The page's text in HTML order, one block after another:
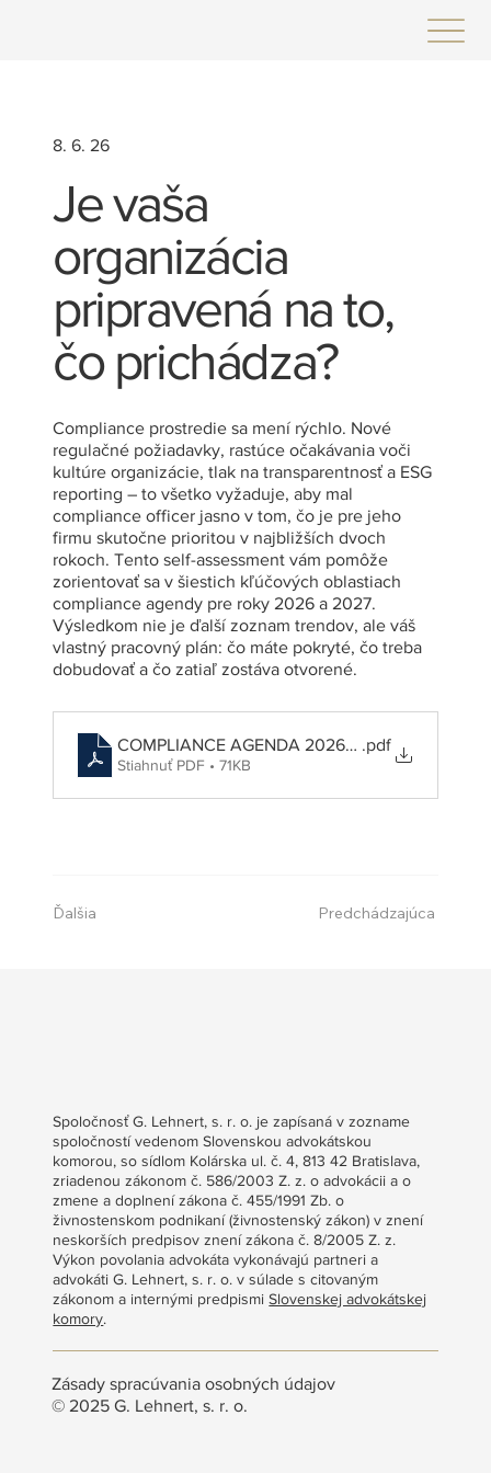
8. 6. 26
Je vaša
organizácia
pripravená na to,
čo prichádza?
Compliance prostredie sa mení rýchlo. Nové
regulačné požiadavky, rastúce očakávania voči
kultúre organizácie, tlak na transparentnosť a ESG
reporting – to všetko vyžaduje, aby mal
compliance officer jasno v tom, čo je pre jeho
firmu skutočne prioritou v najbližších dvoch
rokoch. Tento self-assessment vám pomôže
zorientovať sa v šiestich kľúčových oblastiach
compliance agendy pre roky 2026 a 2027.
Výsledkom nie je ďalší zoznam trendov, ale váš
vlastný pracovný plán: čo máte pokryté, čo treba
dobudovať a čo zatiaľ zostáva otvorené.
COMPLIANCE AGENDA 2026/2027: SELF­
.pdf
Stiahnuť PDF • 71KB
Ďalšia Predchádzajúca
Spoločnosť G. Lehnert, s. r. o. je zapísaná v zozname
spoločností vedenom Slovenskou advokátskou
komorou, so sídlom Kolárska ul. č. 4, 813 42 Bratislava,
zriadenou zákonom č. 586/2003 Z. z. o advokácii a o
zmene a doplnení zákona č. 455/1991 Zb. o
živnostenskom podnikaní (živnostenský zákon) v znení
neskorších predpisov znení zákona č. 8/2005 Z. z.
Výkon povolania advokáta vykonávajú partneri a
advokáti G. Lehnert, s. r. o. v súlade s citovaným
zákonom a internými predpismiSlovenskej advokátskej
komory.
Zásady spracúvania osobných údajov
© 2025 G. Lehnert, s. r. o.